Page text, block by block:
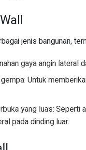
jenis bangunan,
gaya angin lateral
Untuk
yang luas: Seperti
pada dinding luar.